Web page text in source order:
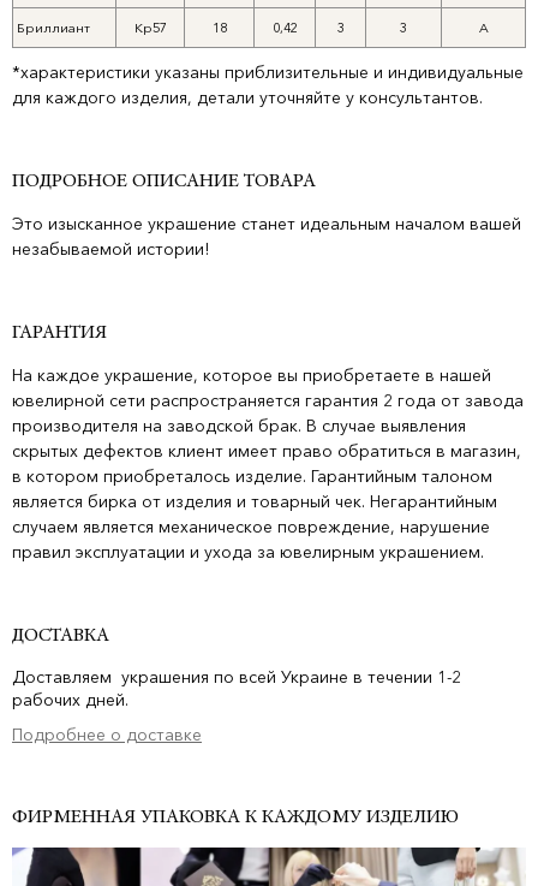
Бриллиант Кр57 18 0,42 3 3 А
*характеристики указаны приблизительные и индивидуальные
для каждого изделия, детали уточняйте у консультантов.
ПОДРОБНОЕ ОПИСАНИЕ ТОВАРА
Это изысканное украшение станет идеальным началом вашей
незабываемой истории!
ГАРАНТИЯ
На каждое украшение, которое вы приобретаете в нашей
ювелирной сети распространяется гарантия 2 года от завода
производителя на заводской брак. В случае выявления
скрытых дефектов клиент имеет право обратиться в магазин,
в котором приобреталось изделие. Гарантийным талоном
является бирка от изделия и товарный чек. Негарантийным
случаем является механическое повреждение, нарушение
правил эксплуатации и ухода за ювелирным украшением.
ДОСТАВКА
Доставляем украшения по всей Украине в течении 1-2
рабочих дней.
Подробнее о доставке
ФИРМЕННАЯ УПАКОВКА К КАЖДОМУ ИЗДЕЛИЮ